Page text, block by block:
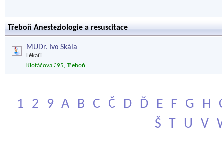
Třeboň Anesteziologie a resuscitace
MUDr. Ivo Skála
Lékaři
Klofáčova 395, Třeboň
1 2 9 A B C Č D Ď E F G H
Š
T U V